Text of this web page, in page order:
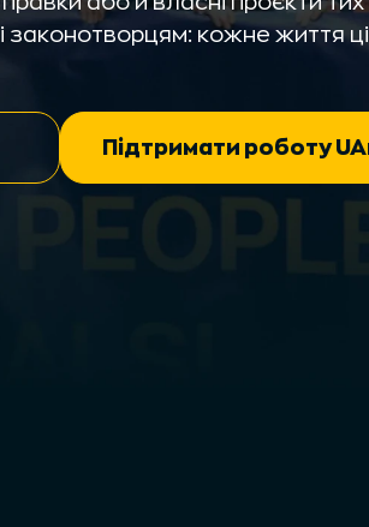
законотворцям: кожне життя
Підтримати роботу